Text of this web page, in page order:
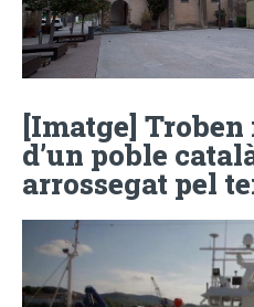
[Imatge]
d’un poble
arrossegat pel